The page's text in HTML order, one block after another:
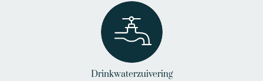
Drinkwaterzuivering